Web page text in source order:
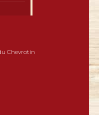
Chevrotin